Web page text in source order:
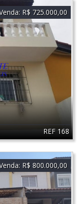
REF 168
R$ 725.000,00
R$ 800.000,00